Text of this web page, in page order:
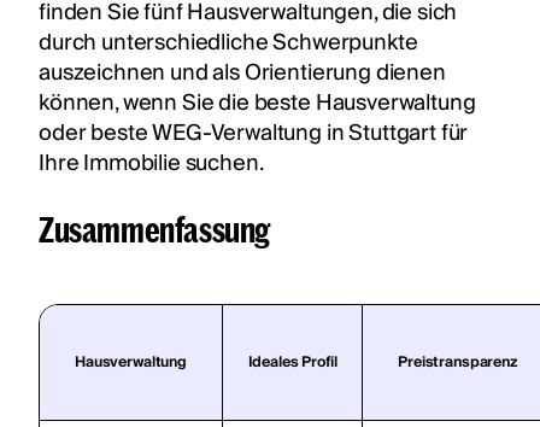
finden Sie fünf Hausverwaltungen, die sich
durch unterschiedliche Schwerpunkte
auszeichnen und als Orientierung dienen
können, wenn Sie die beste Hausverwaltung
oder beste WEG-Verwaltung in Stuttgart für
Ihre Immobilie suchen.
Zusammenfassung
Hausverwaltung Ideales Profil Preistransparenz